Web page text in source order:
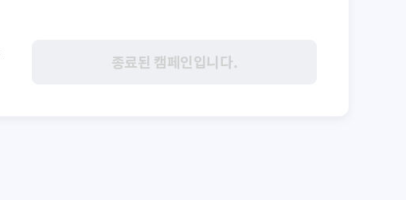
종료된 캠페인입니다.